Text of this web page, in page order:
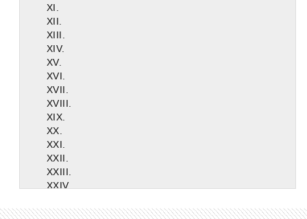
XI.
XII.
XIII.
XIV.
XV.
XVI.
XVII.
XVIII.
XIX.
XX.
XXI.
XXII.
XXIII.
XXIV.
XXVI.